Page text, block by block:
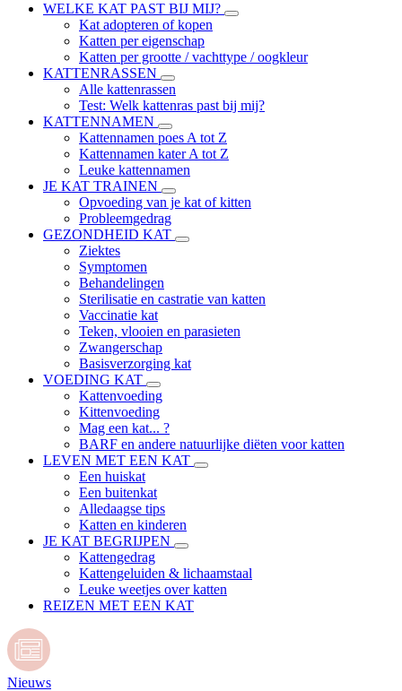
WELKE KAT PAST BIJ MIJ?
Kat adopteren of kopen
Katten per eigenschap
Katten per grootte / vachttype / oogkleur
KATTENRASSEN
Alle kattenrassen
Test: Welk kattenras past bij mij?
KATTENNAMEN
Kattennamen poes A tot Z
Kattennamen kater A tot Z
Leuke kattennamen
JE KAT TRAINEN
Opvoeding van je kat of kitten
Probleemgedrag
GEZONDHEID KAT
Ziektes
Symptomen
Behandelingen
Sterilisatie en castratie van katten
Vaccinatie kat
Teken, vlooien en parasieten
Zwangerschap
Basisverzorging kat
VOEDING KAT
Kattenvoeding
Kittenvoeding
Mag een kat... ?
BARF en andere natuurlijke diëten voor katten
LEVEN MET EEN KAT
Een huiskat
Een buitenkat
Alledaagse tips
Katten en kinderen
JE KAT BEGRIJPEN
Kattengedrag
Kattengeluiden & lichaamstaal
Leuke weetjes over katten
REIZEN MET EEN KAT
Nieuws